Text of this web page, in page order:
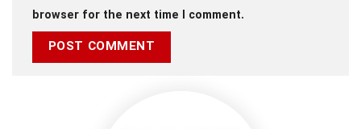
browser for the next time I comment.